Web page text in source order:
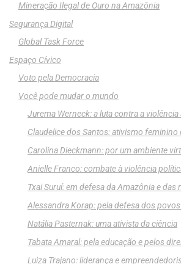
Mineração Ilegal de Ouro na Amazônia
Segurança Digital
Global Task Force
Espaço Cívico
Voto pela Democracia
Você pode mudar o mundo
Jurema Werneck: a luta contra a
Claudelice dos Santos: ativismo
Carolina Dieckmann: por um ambiente
Anielle Franco: combate à violência
Txai Suruí: em defesa da Amazônia e das
Alessandra Korap: pela defesa dos
Natália Pasternak: uma ativista da ciência
Tabata Amaral: pela educação e pelos
Luiza Trajano: liderança e